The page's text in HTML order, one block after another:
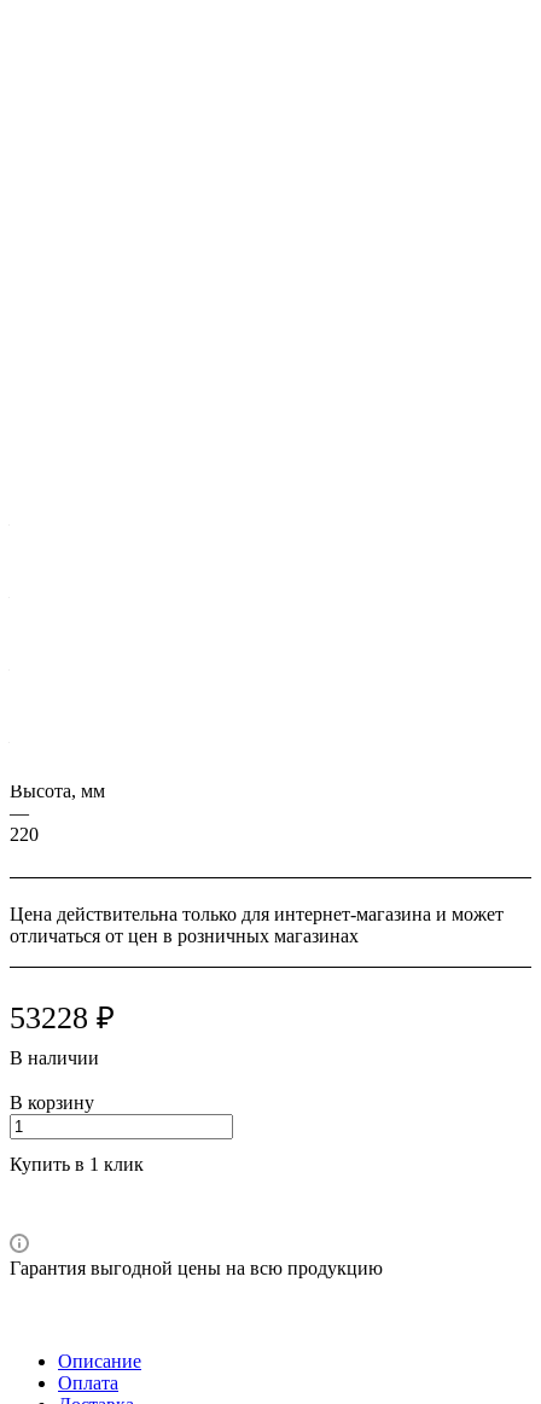
Высота, мм
—
220
Цена действительна только для интернет-магазина и может
отличаться от цен в розничных магазинах
53228 ₽
В наличии
В корзину
Купить в 1 клик
Гарантия выгодной цены на всю продукцию
Описание
Оплата